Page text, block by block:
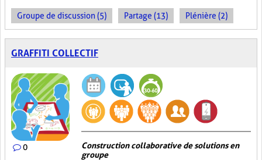
Groupe de discussion (5) Partage (13) Plénière (2)
GRAFFITI COLLECTIF
0
Construction collaborative de solutions en
groupe